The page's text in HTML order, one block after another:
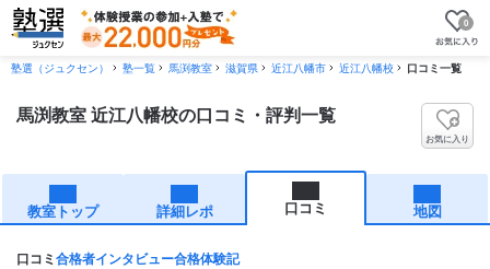
0
塾選（ジュクセン） 塾一覧 馬渕教室 滋賀県 近江八幡市 近江八幡校 口コミ一覧
馬渕教室 近江八幡校の口コミ・評判一覧
お気に入り
教室トップ 詳細レポ 口コミ 地図
口コミ合格者インタビュー合格体験記